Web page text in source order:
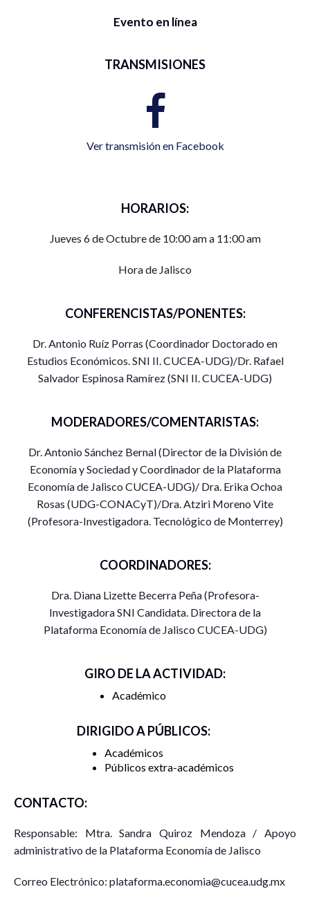
Evento en línea
TRANSMISIONES
Ver transmisión en Facebook
HORARIOS:
Jueves 6 de Octubre de 10:00 am a 11:00 am
Hora de Jalisco
CONFERENCISTAS/PONENTES:
Dr. Antonio Ruíz Porras (Coordinador Doctorado en
Estudios Económicos. SNI II. CUCEA-UDG)/Dr. Rafael
Salvador Espinosa Ramírez (SNI II. CUCEA-UDG)
MODERADORES/COMENTARISTAS:
Dr. Antonio Sánchez Bernal (Director de la División de
Economía y Sociedad y Coordinador de la Plataforma
Economía de Jalisco CUCEA-UDG)/ Dra. Erika Ochoa
Rosas (UDG-CONACyT)/Dra. Atziri Moreno Vite
(Profesora-Investigadora. Tecnológico de Monterrey)
COORDINADORES:
Dra. Diana Lizette Becerra Peña (Profesora-
Investigadora SNI Candidata. Directora de la
Plataforma Economía de Jalisco CUCEA-UDG)
GIRO DE LA ACTIVIDAD:
Académico
DIRIGIDO A PÚBLICOS:
Académicos
Públicos extra-académicos
CONTACTO:
Responsable: Mtra. Sandra Quiroz Mendoza / Apoyo
administrativo de la Plataforma Economía de Jalisco
Correo Electrónico: plataforma.economia@cucea.udg.mx